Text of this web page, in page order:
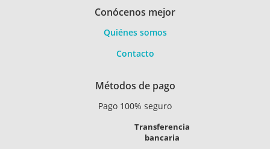
Conócenos mejor
Quiénes somos
Contacto
Métodos de pago
Pago 100% seguro
Transferencia
bancaria